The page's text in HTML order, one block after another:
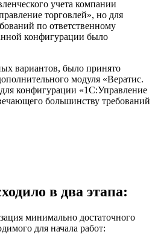
учета компании
торговлей», но для
по ответственному
конфигурации было
вариантов, было принято
модуля «Вератис.
конфигурации «1С:Управление
большинству требований
в два этапа:
минимально достаточного
для начала работ: